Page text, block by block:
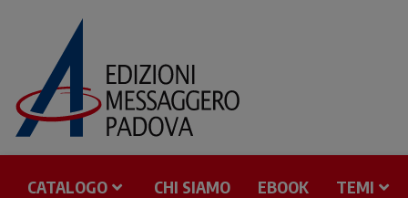
CATALOGO CHI SIAMO EBOOK TEMI